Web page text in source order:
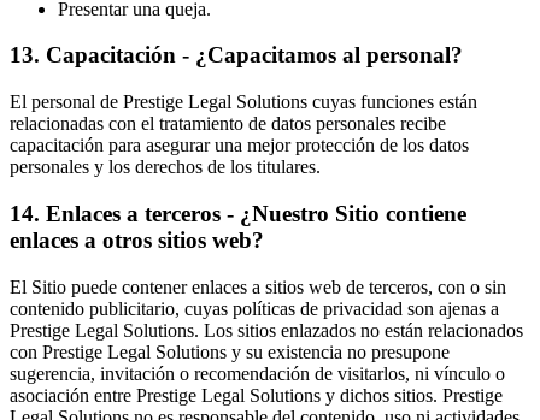
Presentar una queja.
13. Capacitación - ¿Capacitamos al personal?
El personal de Prestige Legal Solutions cuyas funciones están
relacionadas con el tratamiento de datos personales recibe
capacitación para asegurar una mejor protección de los datos
personales y los derechos de los titulares.
14. Enlaces a terceros - ¿Nuestro Sitio contiene
enlaces a otros sitios web?
El Sitio puede contener enlaces a sitios web de terceros, con o sin
contenido publicitario, cuyas políticas de privacidad son ajenas a
Prestige Legal Solutions. Los sitios enlazados no están relacionados
con Prestige Legal Solutions y su existencia no presupone
sugerencia, invitación o recomendación de visitarlos, ni vínculo o
asociación entre Prestige Legal Solutions y dichos sitios. Prestige